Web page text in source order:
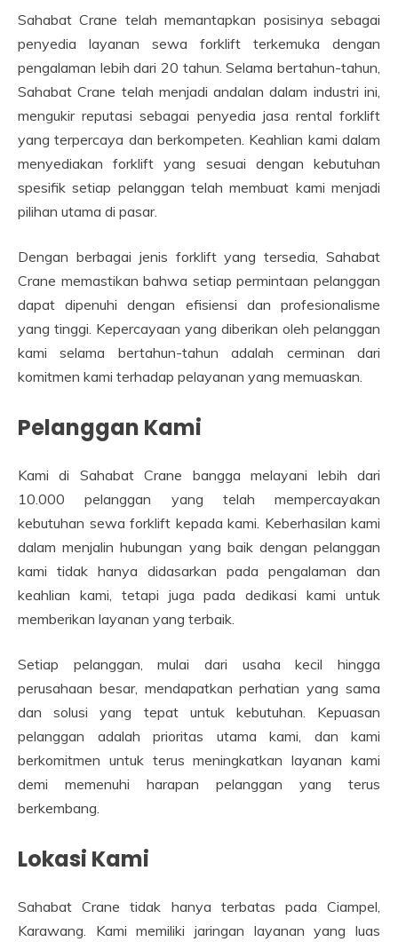
Sahabat Crane telah memantapkan posisinya sebagai
penyedia layanan sewa forklift terkemuka dengan
pengalaman lebih dari 20 tahun. Selama bertahun-tahun,
Sahabat Crane telah menjadi andalan dalam industri ini,
mengukir reputasi sebagai penyedia jasa rental forklift
yang terpercaya dan berkompeten. Keahlian kami dalam
menyediakan forklift yang sesuai dengan kebutuhan
spesifik setiap pelanggan telah membuat kami menjadi
pilihan utama di pasar.
Dengan berbagai jenis forklift yang tersedia, Sahabat
Crane memastikan bahwa setiap permintaan pelanggan
dapat dipenuhi dengan efisiensi dan profesionalisme
yang tinggi. Kepercayaan yang diberikan oleh pelanggan
kami selama bertahun-tahun adalah cerminan dari
komitmen kami terhadap pelayanan yang memuaskan.
Pelanggan Kami
Kami di Sahabat Crane bangga melayani lebih dari
10.000 pelanggan yang telah mempercayakan
kebutuhan sewa forklift kepada kami. Keberhasilan kami
dalam menjalin hubungan yang baik dengan pelanggan
kami tidak hanya didasarkan pada pengalaman dan
keahlian kami, tetapi juga pada dedikasi kami untuk
memberikan layanan yang terbaik.
Setiap pelanggan, mulai dari usaha kecil hingga
perusahaan besar, mendapatkan perhatian yang sama
dan solusi yang tepat untuk kebutuhan. Kepuasan
pelanggan adalah prioritas utama kami, dan kami
berkomitmen untuk terus meningkatkan layanan kami
demi memenuhi harapan pelanggan yang terus
berkembang.
Lokasi Kami
Sahabat Crane tidak hanya terbatas pada Ciampel,
Karawang. Kami memiliki jaringan layanan yang luas